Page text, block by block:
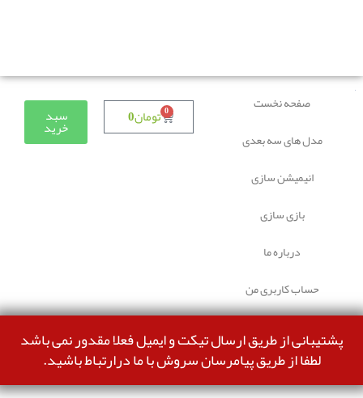
صفحه نخست
مدل های سه بعدی
انیمیشن سازی
بازی سازی
درباره ما
حساب کاربری من
تومان0 0 سبد
خرید
پشتیبانی از طریق ارسال تیکت و ایمیل فعلا مقدور نمی باشد
لطفا از طریق پیامرسان سروش با ما درارتباط باشید.